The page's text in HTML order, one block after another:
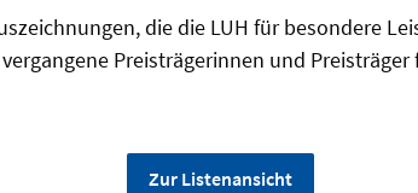
die die LUH für besondere
Preisträgerinnen und Preisträger
Zur Listenansicht